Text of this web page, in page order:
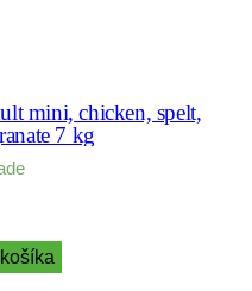
mini, chicken, spelt,
7 kg